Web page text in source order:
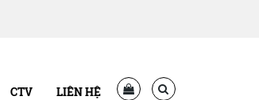
CTV LIÊN HỆ